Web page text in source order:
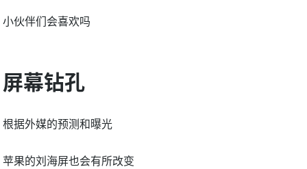
小伙伴们会喜欢吗
屏幕钻孔
根据外媒的预测和曝光
苹果的刘海屏也会有所改变